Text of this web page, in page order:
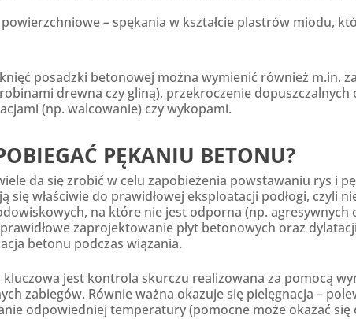
– spękania w kształcie plastrów miodu,
posadzki betonowej można wymienić również m.in.
drewna czy gliną), przekroczenie
(np. walcowanie) czy wykopami.
PĘKANIU BETONU?
da się zrobić w celu zapobieżenia powstawaniu rys i
się właściwie do prawidłowej eksploatacji podłogi, czyli
na które nie jest odporna (np. agresywnych
zaprojektowanie płyt betonowych oraz
betonu podczas wiązania.
jest kontrola skurczu realizowana za pomocą
zabiegów. Równie ważna okazuje się pielęgnacja –
odpowiedniej temperatury (pomocne może okazać